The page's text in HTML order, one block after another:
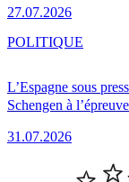
27.07.2026
L’Espagne sous
Schengen à l’épreuve
31.07.2026
POLITIQUE